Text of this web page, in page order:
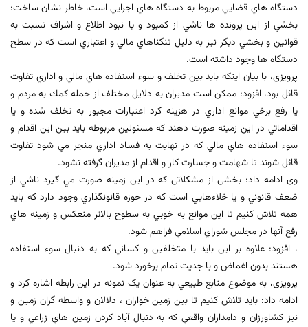
دستگاه هاي قضايي مربوط به دستگاه هاي اجرايي است، خاطر نشان ساخت:
بخشي از اين پرونده ها ناشي از کمبود و يا نبود اطلاع و اشراف نسبت به
قوانين و بخشي ديگر نيز به دليل تنگناهاي مالي و اعتباري است كه در سطح
دستگاه ها وجود داشته است.
پرویزی، با بیان اينکه بايد بين تخلف و سوء استفاده هاي مالي و اداري تفاوت
قائل بود، افزود: ممکن است مديران به دلايل مختلف از جمله کمك به مردم و
يا رفع برخي موانع اداري در هزينه كرد اعتبارات مجبور به تخلف شده و يا
اقداماتي در اين زمينه صورت دهند كه مسئولين مربوطه بايد بين اين اقدام و
سوء استفاده هاي مالي كه در نهايت به فساد اداري منجر مي شود تفاوت
قائل شوند تا شهامت و جسارت كار و اقدام از مديران گرفته نشود.
وی ادامه داد: بخشی از مشکلاتی که در اين زمينه صورت مي گيرد ناشي از
ضعف قانوني و يا خلاءهايي است که در حوزه قانونگذاري وجود دارد كه بايد
همه تلاش كنيم تا اين موانع به خوبي به سطوح بالاتر منعكس و زمينه هاي
رفع آنها در مجلس شوراي اسلامي فراهم شود.
، افزود: علاوه بر اين بايد با متخلفين و کساني که به دنبال سوء استفاده
هستند بدون اغماض و با جديت تمام برخورد شود.
پرویزی، به موضوع منابع طبیعي به عنوان يک نمونه در اين رابطه اشاره کرد و
ادامه داد: بايد تلاش کنيم تا بين زمين خواران ، دلالان و واسطه گران زمين و
نيز كشاورزان و دامداران واقعي كه به دنبال آباد كردن زمين هاي زراعي و يا